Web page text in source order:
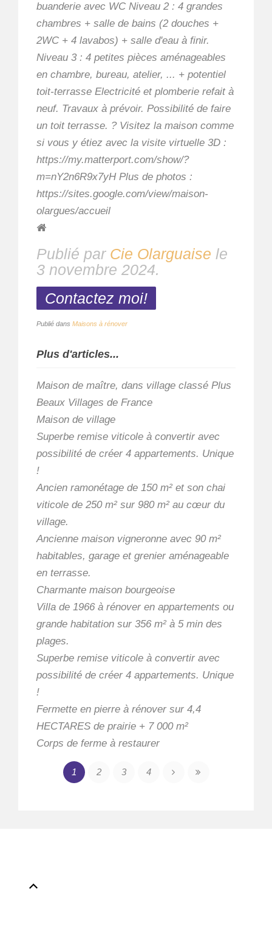
buanderie avec WC Niveau 2 : 4 grandes
chambres + salle de bains (2 douches +
2WC + 4 lavabos) + salle d'eau à finir.
Niveau 3 : 4 petites pièces aménageables
en chambre, bureau, atelier, ... + potentiel
toit-terrasse Electricité et plomberie refait à
neuf. Travaux à prévoir. Possibilité de faire
un toit terrasse. ? Visitez la maison comme
si vous y étiez avec la visite virtuelle 3D :
https://my.matterport.com/show/?
m=nY2n6R9x7yH Plus de photos :
https://sites.google.com/view/maison-
olargues/accueil
Publié par Cie Olarguaise le
3 novembre 2024.
Contactez moi!
Publié dans Maisons à rénover
Plus d'articles...
Maison de maître, dans village classé Plus
Beaux Villages de France
Maison de village
Superbe remise viticole à convertir avec
possibilité de créer 4 appartements. Unique
!
Ancien ramonétage de 150 m² et son chai
viticole de 250 m² sur 980 m² au cœur du
village.
Ancienne maison vigneronne avec 90 m²
habitables, garage et grenier aménageable
en terrasse.
Charmante maison bourgeoise
Villa de 1966 à rénover en appartements ou
grande habitation sur 356 m² à 5 min des
plages.
Superbe remise viticole à convertir avec
possibilité de créer 4 appartements. Unique
!
Fermette en pierre à rénover sur 4,4
HECTARES de prairie + 7 000 m²
Corps de ferme à restaurer
1 2 3 4